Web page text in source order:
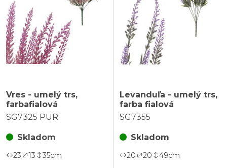
Vres - umelý trs,
farbafialová
SG7325 PUR
Skladom
23 13 35cm
Levanduľa - umelý trs,
farba fialová
SG7355
Skladom
20 20 49cm